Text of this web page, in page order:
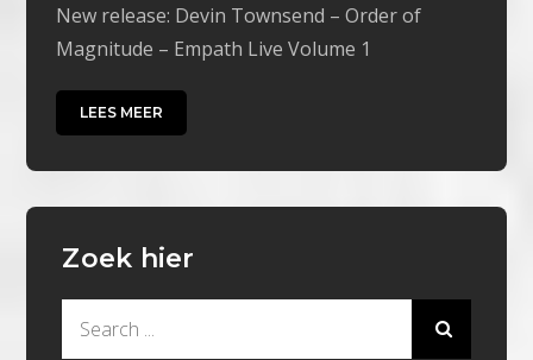
New release: Devin Townsend – Order of
Magnitude – Empath Live Volume 1
LEES MEER
Zoek hier